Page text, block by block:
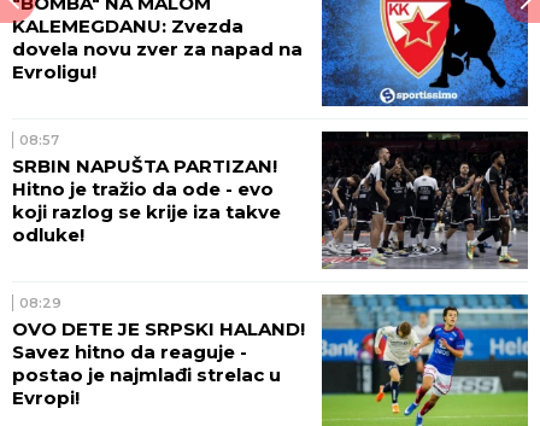
KALEMEGDANU: Zvezda
dovela novu zver za napad na
Evroligu!
08:57
SRBIN NAPUŠTA PARTIZAN!
Hitno je tražio da ode - evo
koji razlog se krije iza takve
odluke!
08:29
OVO DETE JE SRPSKI HALAND!
Savez hitno da reaguje -
postao je najmlađi strelac u
Evropi!